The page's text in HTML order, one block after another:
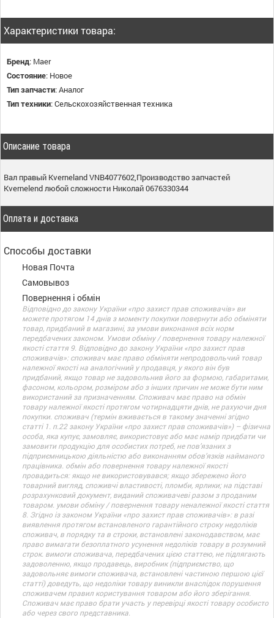
Характеристики товара:
Бренд: Maer
Состояние: Новое
Тип запчасти:Аналог
Тип техники:Сельскохозяйственная техника
Описание товара
Вал правый Kverneland VNB4077602,Производство запчастей
Kvernelend любой сложности Николай 0676330344
Оплата и доставка
Способы доставки
Новая Почта
Самовывоз
Повернення і обмін
Відповідно до закону України «про захист прав споживачів» ви
можете протягом 14 днів з моменту покупки повернути або обміняти
товар, придбаний в магазині, за умови виконання всіх норм
передбачених законом. Умови обміну / повернення товару належної
якості стаття 9. Відповідно до закону України «про захист прав
споживачів»: споживач має право обміняти непродовольчий товар
належної якості на аналогічний у продавця, у якого він був
придбаний, якщо товар не задовольнив його за формою, габаритами,
фасоном, кольором, розміром або з інших причин не може бути ним
використаний за призначенням. Споживач має право на обмін
товару належної якості протягом чотирнадцяти днів, не рахуючи дня
покупки. споживач (термін вживається в такому значенні згідно
статті 1. п.22 закону України «про захист прав споживачів») – фізична
особа, яка купує, замовляє, використовує або має намір придбати чи
замовити продукцію для особистих потреб, не пов’язаних з
підприємницькою діяльністю або виконанням обов’язків найманого
працівника. обмін або повернення товару належної якості
провадиться: якщо не використовувався; якщо збережено його
товарний вигляд, споживчі властивості, пломби, ярлики; на підставі
розрахунковий документ, виданий споживачеві разом з проданим
товаром. умови обміну / повернення товару неналежної якості стаття
8. Згідно із законом України «про захист прав споживачів»: в разі
виявлення протягом встановленого гарантійного строку недоліків
споживач, в порядку та в строки, встановлені законодавством, має
право вимагати безоплатного усунення недоліків товару в розумний
строк. вимоги споживача, передбачених цією статтею, не підлягають
задоволенню, якщо продавець, виробник (підприємство, що
задовольняє вимоги споживача, встановлені частиною першою цієї
статті) доведуть, що недоліки товару виникли внаслідок порушення
споживачем правил користування товаром або його зберігання.
Споживач має право брати участь у перевірці якості товару особисто
або через свого представника.